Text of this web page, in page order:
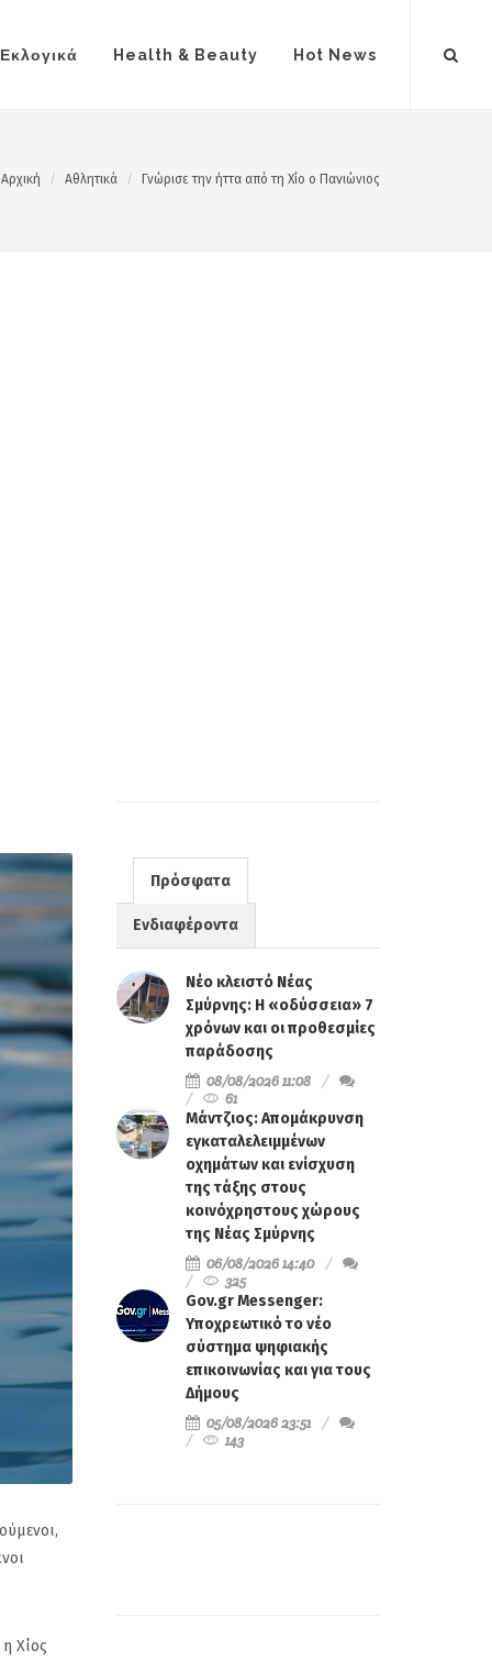
Εκλογικά Health & Beauty Hot News
Αρχική Αθλητικά Γνώρισε την ήττα από τη Χίο ο Πανιώνιος
Χίος
Πρόσφατα
Ενδιαφέροντα
Νέο κλειστό Νέας
Σμύρνης: Η «οδύσσεια» 7
χρόνων και οι προθεσμίες
παράδοσης
08/08/2026 11:08
61
Μάντζιος: Απομάκρυνση
εγκαταλελειμμένων
οχημάτων και ενίσχυση
της τάξης στους
κοινόχρηστους χώρους
της Νέας Σμύρνης
06/08/2026 14:40
325
Gov.gr Messenger:
Υποχρεωτικό το νέο
σύστημα ψηφιακής
επικοινωνίας και για τους
Δήμους
05/08/2026 23:51
143